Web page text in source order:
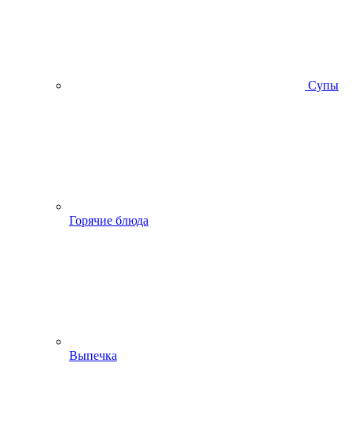
Супы
Горячие блюда
Выпечка